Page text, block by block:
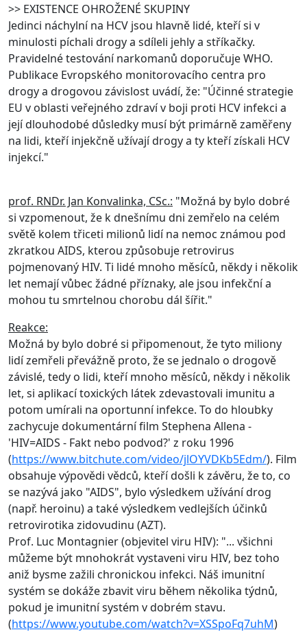
>> EXISTENCE OHROŽENÉ SKUPINY
Jedinci náchylní na HCV jsou hlavně lidé, kteří si v
minulosti píchali drogy a sdíleli jehly a stříkačky.
Pravidelné testování narkomanů doporučuje WHO.
Publikace Evropského monitorovacího centra pro
drogy a drogovou závislost uvádí, že: "Účinné strategie
EU v oblasti veřejného zdraví v boji proti HCV infekci a
její dlouhodobé důsledky musí být primárně zaměřeny
na lidi, kteří injekčně užívají drogy a ty kteří získali HCV
injekcí."
prof. RNDr. Jan Konvalinka, CSc.: "Možná by bylo dobré
si vzpomenout, že k dnešnímu dni zemřelo na celém
světě kolem třiceti milionů lidí na nemoc známou pod
zkratkou AIDS, kterou způsobuje retrovirus
pojmenovaný HIV. Ti lidé mnoho měsíců, někdy i několik
let nemají vůbec žádné příznaky, ale jsou infekční a
mohou tu smrtelnou chorobu dál šířit."
Reakce:
Možná by bylo dobré si připomenout, že tyto miliony
lidí zemřeli převážně proto, že se jednalo o drogově
závislé, tedy o lidi, kteří mnoho měsíců, někdy i několik
let, si aplikací toxických látek zdevastovali imunitu a
potom umírali na oportunní infekce. To do hloubky
zachycuje dokumentární film Stephena Allena -
'HIV=AIDS - Fakt nebo podvod?' z roku 1996
(https://www.bitchute.com/video/jlOYVDKb5Edm/). Film
obsahuje výpovědi vědců, kteří došli k závěru, že to, co
se nazývá jako "AIDS", bylo výsledkem užívání drog
(např. heroinu) a také výsledkem vedlejších účinků
retrovirotika zidovudinu (AZT).
Prof. Luc Montagnier (objevitel viru HIV): "... všichni
můžeme být mnohokrát vystaveni viru HIV, bez toho
aniž bysme zažili chronickou infekci. Náš imunitní
systém se dokáže zbavit viru během několika týdnů,
pokud je imunitní systém v dobrém stavu.
(https://www.youtube.com/watch?v=XSSpoFq7uhM)